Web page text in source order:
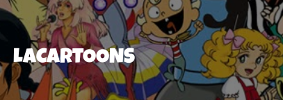
LACARTOONS